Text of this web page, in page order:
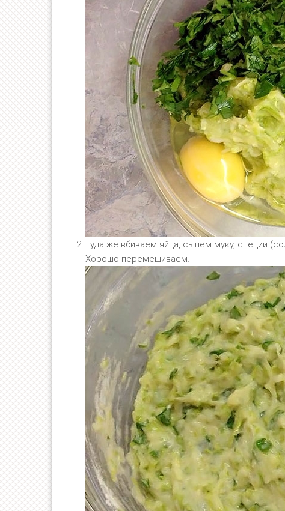
Туда же вбиваем яйца, сыпем муку, специи
Хорошо перемешиваем.